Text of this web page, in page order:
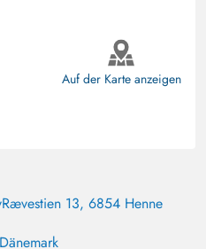
Auf der Karte anzeigen
Rævestien 13, 6854 Henne